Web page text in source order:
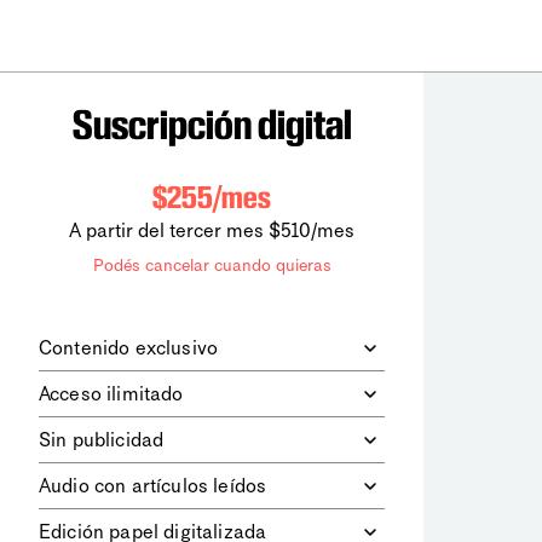
Suscripción digital
$255/mes
A partir del tercer mes $510/mes
Podés cancelar cuando quieras
Contenido exclusivo
digitales dela diaria
los contenidos de Le Monde
diplomatique.
Acceso ilimitado
contenidos.
Sin publicidad
publicitarios.
Audio con artículos leídos
Edición papel digitalizada